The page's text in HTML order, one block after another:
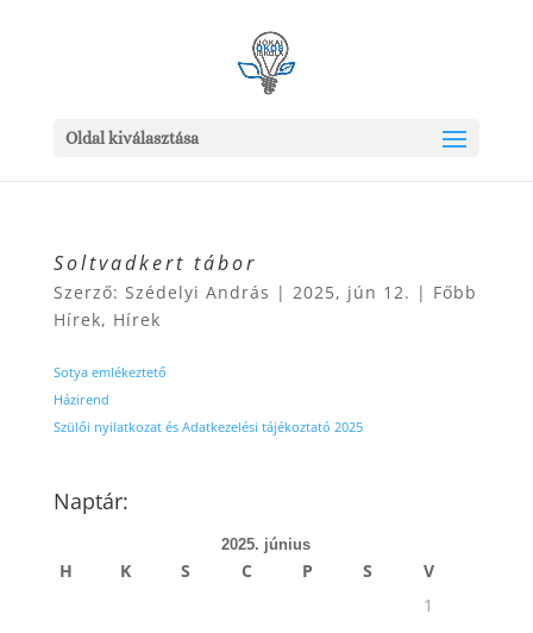
Oldal kiválasztása
Soltvadkert tábor
Szerző: Szédelyi András | 2025, jún 12. | Főbb
Hírek, Hírek
Sotya emlékeztető
Házirend
Szülői nyilatkozat és Adatkezelési tájékoztató 2025
Naptár:
2025. június
H K S C P S
V
1